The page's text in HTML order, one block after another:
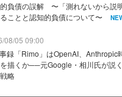
負債の誤解 〜「測れないから説
ことと認知的負債について〜
08/05 09:00
録「Rimo」はOpenAI、Anthropic
描くか──元Google・相川氏が説
略